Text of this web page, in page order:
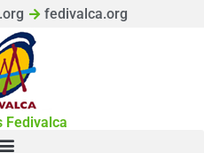
fedivalca.org
Fedivalca